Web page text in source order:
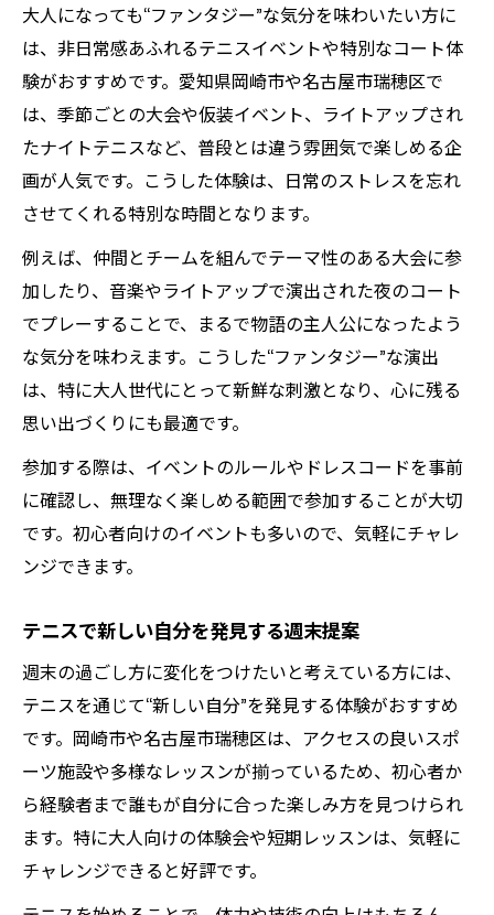
大人になっても“ファンタジー”な気分を味わいたい方に
は、非日常感あふれるテニスイベントや特別なコート体
験がおすすめです。愛知県岡崎市や名古屋市瑞穂区で
は、季節ごとの大会や仮装イベント、ライトアップされ
たナイトテニスなど、普段とは違う雰囲気で楽しめる企
画が人気です。こうした体験は、日常のストレスを忘れ
させてくれる特別な時間となります。
例えば、仲間とチームを組んでテーマ性のある大会に参
加したり、音楽やライトアップで演出された夜のコート
でプレーすることで、まるで物語の主人公になったよう
な気分を味わえます。こうした“ファンタジー”な演出
は、特に大人世代にとって新鮮な刺激となり、心に残る
思い出づくりにも最適です。
参加する際は、イベントのルールやドレスコードを事前
に確認し、無理なく楽しめる範囲で参加することが大切
です。初心者向けのイベントも多いので、気軽にチャレ
ンジできます。
テニスで新しい自分を発見する週末提案
週末の過ごし方に変化をつけたいと考えている方には、
テニスを通じて“新しい自分”を発見する体験がおすすめ
です。岡崎市や名古屋市瑞穂区は、アクセスの良いスポ
ーツ施設や多様なレッスンが揃っているため、初心者か
ら経験者まで誰もが自分に合った楽しみ方を見つけられ
ます。特に大人向けの体験会や短期レッスンは、気軽に
チャレンジできると好評です。